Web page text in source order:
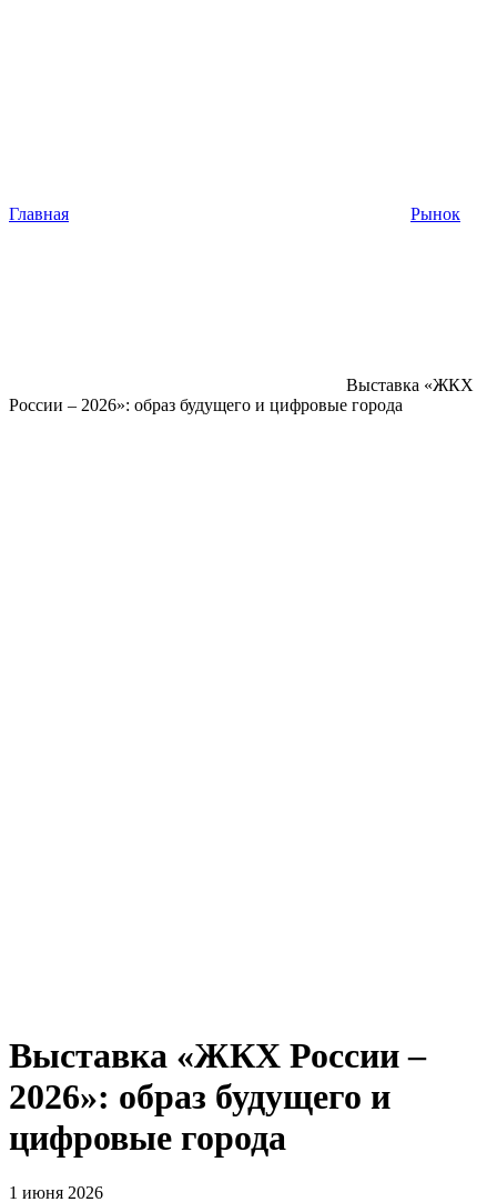
Главная Рынок
Выставка «ЖКХ
России – 2026»: образ будущего и цифровые города
Выставка «ЖКХ России –
2026»: образ будущего и
цифровые города
1 июня 2026